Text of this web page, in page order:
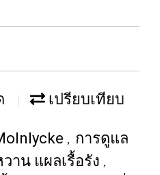
เปรียบเทียบ
, การดูแล
าน แผลเรื้อรัง ,